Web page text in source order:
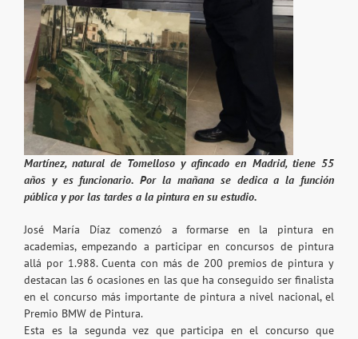
Martínez, natural de Tomelloso y afincado en Madrid, tiene 55
años y es funcionario. Por la mañana se dedica a la función
pública y por las tardes a la pintura en su estudio.
José María Díaz comenzó a formarse en la pintura en
academias, empezando a participar en concursos de pintura
allá por 1.988. Cuenta con más de 200 premios de pintura y
destacan las 6 ocasiones en las que ha conseguido ser finalista
en el concurso más importante de pintura a nivel nacional, el
Premio BMW de Pintura.
Esta es la segunda vez que participa en el concurso que